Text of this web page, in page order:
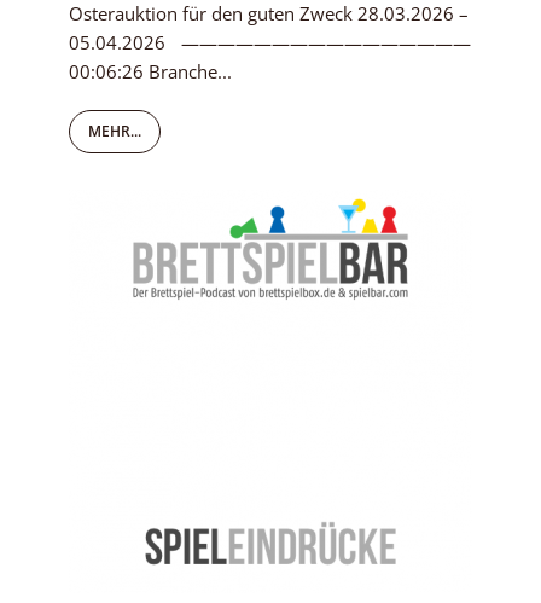
Osterauktion für den guten Zweck 28.03.2026 –
05.04.2026 ————————————————
00:06:26 Branche...
MEHR...